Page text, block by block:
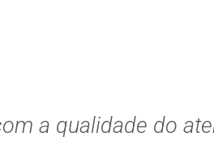
a qualidade do